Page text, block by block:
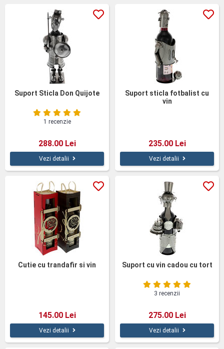
Suport Sticla Don Quijote
1 recenzie
288.00 Lei
Vezi detalii
Suport sticla fotbalist cu
vin
235.00 Lei
Vezi detalii
Cutie cu trandafir si vin
145.00 Lei
Vezi detalii
Suport cu vin cadou cu tort
3 recenzii
275.00 Lei
Vezi detalii